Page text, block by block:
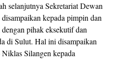
selanjutnya Sekretariat Dewan
kepada pimpin dan
pihak eksekutif dan
di Sulut. Hal ini disampaikan
Silangen kepada